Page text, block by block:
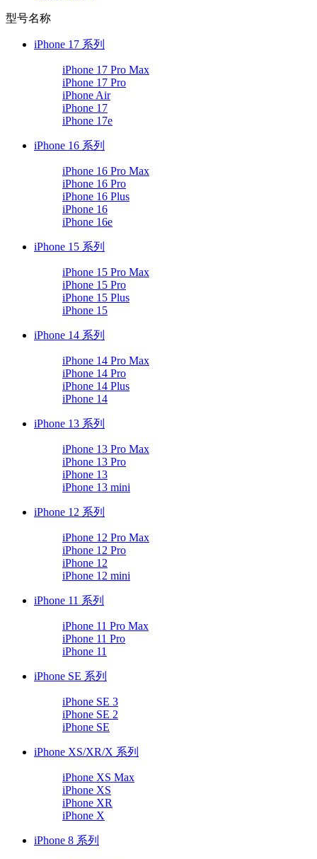
型号名称
iPhone 17 系列
iPhone 17 Pro Max
iPhone 17 Pro
iPhone Air
iPhone 17
iPhone 17e
iPhone 16 系列
iPhone 16 Pro Max
iPhone 16 Pro
iPhone 16 Plus
iPhone 16
iPhone 16e
iPhone 15 系列
iPhone 15 Pro Max
iPhone 15 Pro
iPhone 15 Plus
iPhone 15
iPhone 14 系列
iPhone 14 Pro Max
iPhone 14 Pro
iPhone 14 Plus
iPhone 14
iPhone 13 系列
iPhone 13 Pro Max
iPhone 13 Pro
iPhone 13
iPhone 13 mini
iPhone 12 系列
iPhone 12 Pro Max
iPhone 12 Pro
iPhone 12
iPhone 12 mini
iPhone 11 系列
iPhone 11 Pro Max
iPhone 11 Pro
iPhone 11
iPhone SE 系列
iPhone SE 3
iPhone SE 2
iPhone SE
iPhone XS/XR/X 系列
iPhone XS Max
iPhone XS
iPhone XR
iPhone X
iPhone 8 系列